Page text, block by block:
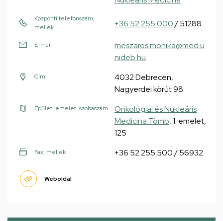
Központi telefonszám,
mellék
+36 52 255 000/ 51288
E-mail
meszaros.monika@med.u
nideb.hu
Cím
4032 Debrecen,
Nagyerdei körút 98.
Épület, emelet, szobaszám
Onkológiai és Nukleáris
Medicina Tömb, 1. emelet,
125
Fax, mellék +36 52 255 500 / 56932
Weboldal